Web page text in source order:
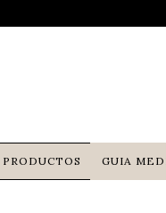
PRODUCTOS GUIA